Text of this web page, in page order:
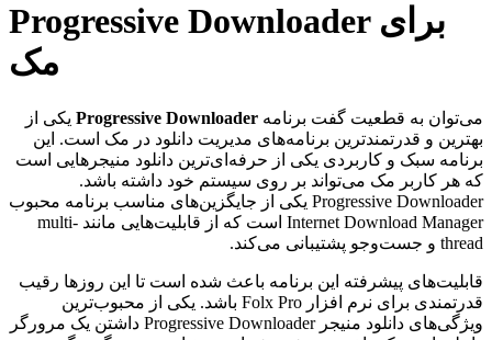
Progressive Downloader برای
مک
می‌توان به قطعیت گفت برنامه
یکی از
بهترین و قدرتمندترین برنامه‌های مدیریت دانلود در مک است. این
برنامه سبک و کاربردی یکی از حرفه‌ای‌ترین دانلود منیجرهایی است
که هر کاربر مک می‌تواند بر روی سیستم خود داشته باشد.
Progressive Downloader یکی از جایگزین‌های مناسب برنامه محبوب
Internet Download Manager است که از قابلیت‌هایی مانند multi-
thread و جست‌وجو پشتیبانی می‌کند.
قابلیت‌های پیشرفته این برنامه باعث شده است تا این روزها رقیب
قدرتمندی برای نرم افزار Folx Pro باشد. یکی از محبوب‌ترین
ویژگی‌های دانلود منیجر Progressive Downloader داشتن یک مرورگر